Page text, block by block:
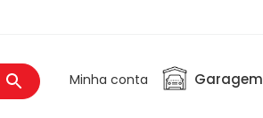
Minha conta Garagem